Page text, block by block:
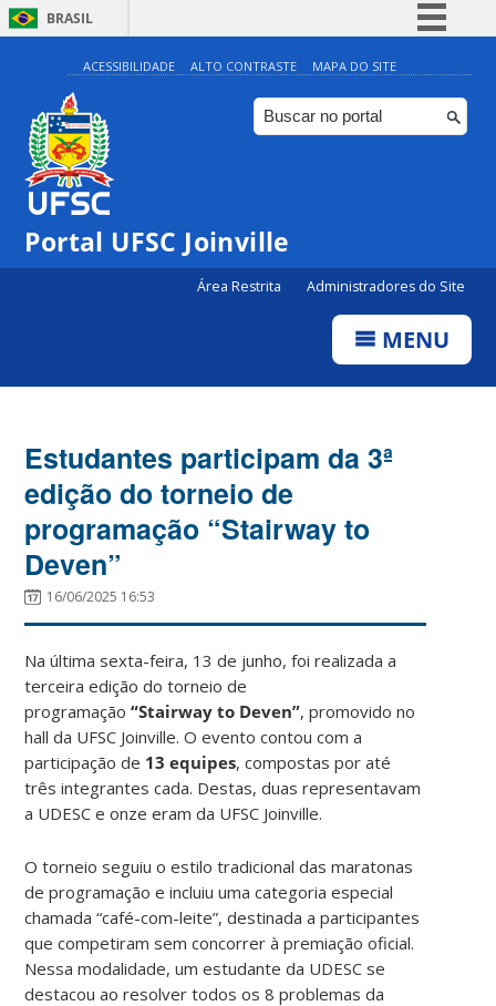
BRASIL
Simplifique!
Comunica BR
Participe
ACESSIBILIDADE ALTO CONTRASTE MAPA DO SITE
Portal UFSC Joinville
Área Restrita Administradores do Site
MENU
Estudantes participam da 3ª
edição do torneio de
programação “Stairway to
Deven”
16/06/2025 16:53
Na última sexta-feira, 13 de junho, foi realizada a
terceira edição do torneio de
programação“Stairway to Deven”, promovido no
hall da UFSC Joinville. O evento contou com a
participação de 13 equipes, compostas por até
três integrantes cada. Destas, duas representavam
a UDESC e onze eram da UFSC Joinville.
O torneio seguiu o estilo tradicional das maratonas
de programação e incluiu uma categoria especial
chamada “café-com-leite”, destinada a participantes
que competiram sem concorrer à premiação oficial.
Nessa modalidade, um estudante da UDESC se
destacou ao resolver todos os 8 problemas da